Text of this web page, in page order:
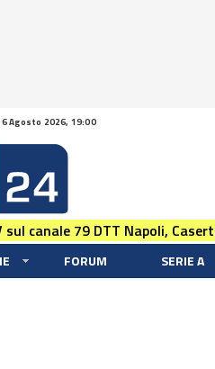
Agosto 2026, 19:00
sul canale 79 DTT Napoli,
FORUM SERIE A